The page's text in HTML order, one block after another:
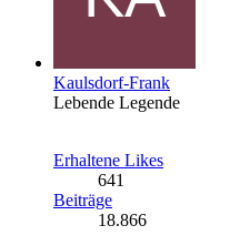
Kaulsdorf-Frank
Lebende Legende
Erhaltene Likes
641
Beiträge
18.866